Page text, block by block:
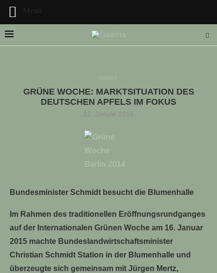
STELLENANGEBOTE!!!
GRÜNE WOCHE: MARKTSITUATION DES
DEUTSCHEN APFELS IM FOKUS
17. Januar 2015
Bundesminister Schmidt besucht die Blumenhalle
Im Rahmen des traditionellen Eröffnungsrundganges
auf der Internationalen Grünen Woche am 16. Januar
2015 machte Bundeslandwirtschaftsminister
Christian Schmidt Station in der Blumenhalle und
überzeugte sich gemeinsam mit Jürgen Mertz,